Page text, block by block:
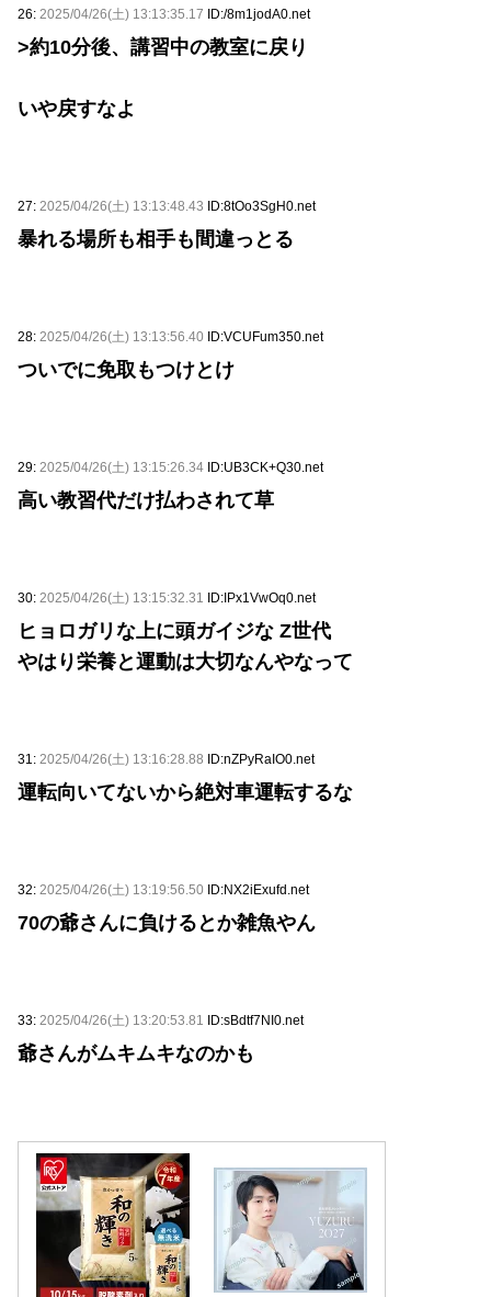
26: 2025/04/26(土) 13:13:35.17 ID:/8m1jodA0.net
>約10分後、講習中の教室に戻り
いや戻すなよ
27: 2025/04/26(土) 13:13:48.43 ID:8tOo3SgH0.net
暴れる場所も相手も間違っとる
28: 2025/04/26(土) 13:13:56.40 ID:VCUFum350.net
ついでに免取もつけとけ
29: 2025/04/26(土) 13:15:26.34 ID:UB3CK+Q30.net
高い教習代だけ払わされて草
30: 2025/04/26(土) 13:15:32.31 ID:IPx1VwOq0.net
ヒョロガリな上に頭ガイジな Z世代
やはり栄養と運動は大切なんやなって
31: 2025/04/26(土) 13:16:28.88 ID:nZPyRaIO0.net
運転向いてないから絶対車運転するな
32: 2025/04/26(土) 13:19:56.50 ID:NX2iExufd.net
70の爺さんに負けるとか雑魚やん
33: 2025/04/26(土) 13:20:53.81 ID:sBdtf7NI0.net
爺さんがムキムキなのかも